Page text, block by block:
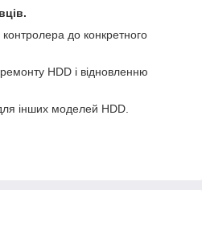
до конкретного
HDD і відновленню
інших моделей HDD.